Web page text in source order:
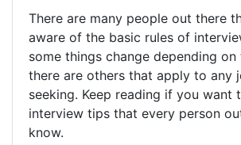
There are many people out there
aware of the basic rules of
some things change depending on
there are others that apply to any
seeking. Keep reading if you want
interview tips that every person
know.